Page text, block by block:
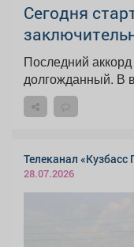
Сегодня
Последний
Телеканал «Кузбасс
28.07.2026